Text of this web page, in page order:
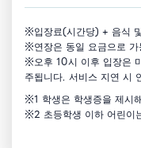
※입장료(시간당) + 음식
※연장은 동일 요금으로 가
※오후 10시 이후 입장은
주됩니다. 서비스 지연 시
※1 학생은 학생증을 제시
※2 초등학생 이하 어린이